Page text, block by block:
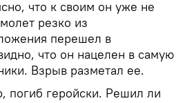
что к своим он уже не
резко из
перешел в
что он нацелен в самую
Взрыв разметал ее.
погиб геройски. Решил ли